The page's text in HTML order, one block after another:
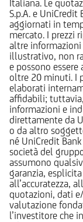
Italiana. Le
S.p.A. e
aggiornati in
mercato. I prezzi
altre
illustrativo, non
e possono
oltre 20 minuti. I
elaborati
affidabili;
informazioni e
direttamente da
o da altro
né UniCredit
società del
assumono
garanzia,
all’accuratezza,
quotazioni, dati
valutazione
l’investitore che